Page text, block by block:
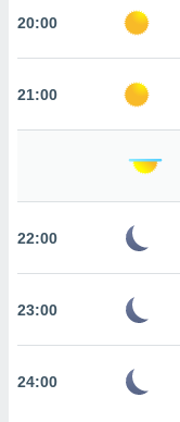
como
en
a lo que
u
20:00
21:00
22:00
23:00
24:00